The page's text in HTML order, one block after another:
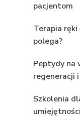
pacjentom
Terapia
polega?
Peptydy na
regeneracji
Szkolenia